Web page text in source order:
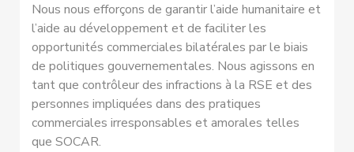
Nous nous efforçons de garantir l’aide humanitaire et
l’aide au développement et de faciliter les
opportunités commerciales bilatérales par le biais
de politiques gouvernementales. Nous agissons en
tant que contrôleur des infractions à la RSE et des
personnes impliquées dans des pratiques
commerciales irresponsables et amorales telles
que SOCAR.